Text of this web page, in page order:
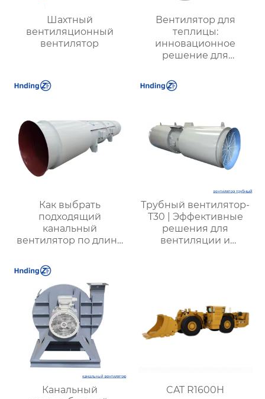
Шахтный
вентиляционный
вентилятор
Вентилятор для
теплицы:
инновационное
решение для
микроклимата в
теплицах и
Как выбрать
подходящий
канальный
вентилятор по длине
защитой IP55 и
классом изоляции H
Трубный вентилятор-
T30 | Эффективные
решения для
вентиляции и
Канальный
CAT R1600H